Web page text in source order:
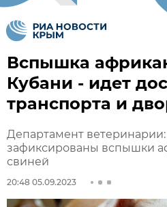
Вспышка
Кубани - идет
транспорта и
Департамент
зафиксированы вспышки
свиней
20:48 05.09.2023